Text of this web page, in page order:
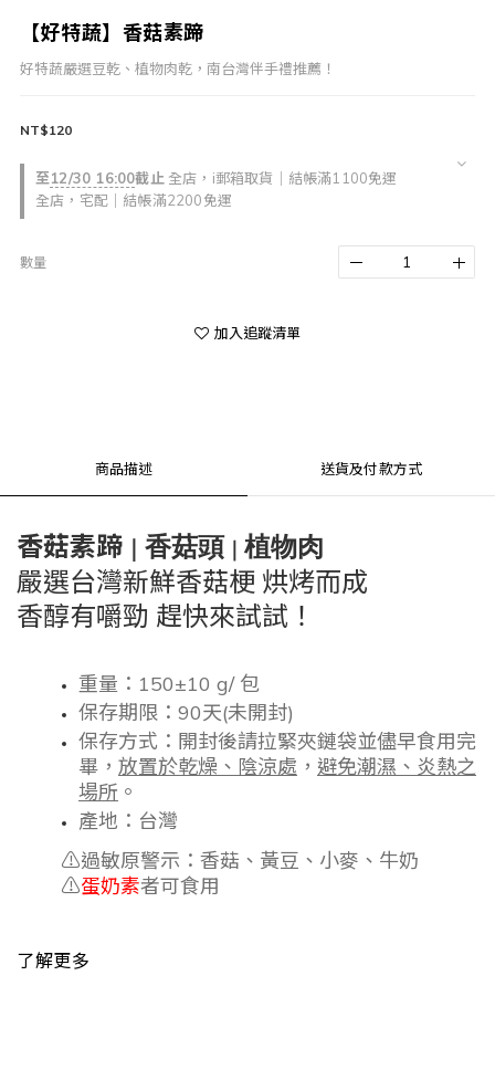
【好特蔬】香菇素蹄
好特蔬嚴選豆乾、植物肉乾，南台灣伴手禮推薦！
至12/30 16:00截止 全店，i郵箱取貨｜結帳滿1100免運
全店，宅配｜結帳滿2200免運
NT$120
數量
加入追蹤清單
商品描述 送貨及付款方式
香菇素蹄 香菇頭 植物肉
嚴選台灣新鮮香菇梗 烘烤而成
香醇有嚼勁 趕快來試試！
重量：150±10 g/ 包
保存期限： 90天(未開封)
保存方式： 開封後請拉緊夾鏈袋並儘早食用完
畢， 放置於乾燥 、 陰涼處 ， 避免潮濕、炎熱之
場所 。
產地： 台灣
⚠️過敏原警示：香菇、黃豆、小麥、牛奶
⚠️蛋奶素者可食用
了解更多